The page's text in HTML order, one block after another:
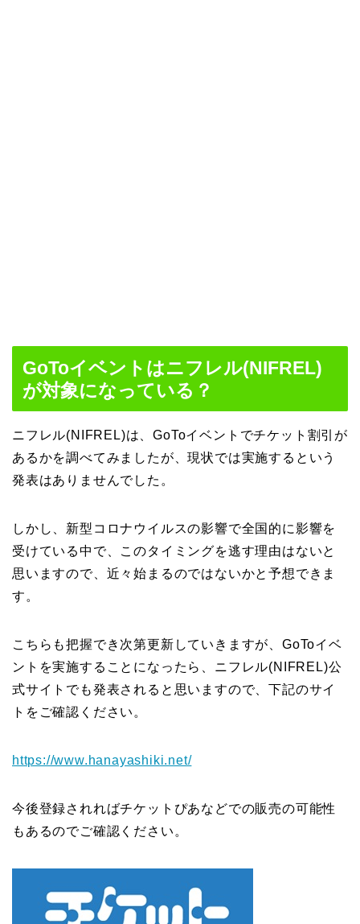
GoToイベントはニフレル(NIFREL)
が対象になっている？
ニフレル(NIFREL)は、GoToイベントでチケット割引が
あるかを調べてみましたが、現状では実施するという
発表はありませんでした。
しかし、新型コロナウイルスの影響で全国的に影響を
受けている中で、このタイミングを逃す理由はないと
思いますので、近々始まるのではないかと予想できま
す。
こちらも把握でき次第更新していきますが、GoToイベ
ントを実施することになったら、ニフレル(NIFREL)公
式サイトでも発表されると思いますので、下記のサイ
トをご確認ください。
https://www.hanayashiki.net/
今後登録されればチケットぴあなどでの販売の可能性
もあるのでご確認ください。